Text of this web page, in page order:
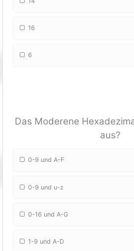
16
6
Das Moderene
aus?
0-9 und A-F
0-9 und u-z
0-16 und A-G
1-9 und A-D